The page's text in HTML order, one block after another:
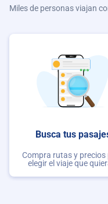
Miles de personas viajan
Busca tus
Compra rutas y precios
elegir el viaje que